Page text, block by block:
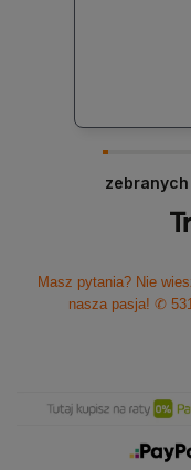
Masz pytania? Nie
nasza pasja! ✆